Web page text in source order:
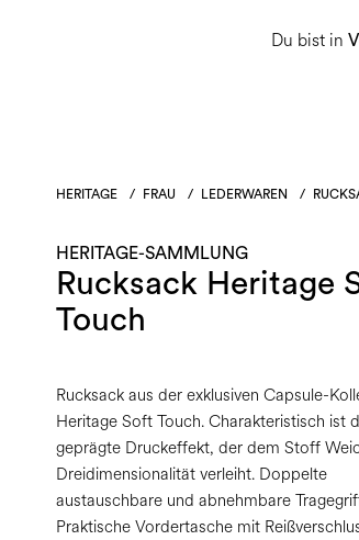
Du bist in
Herren
HERITAGE / FRAU / LEDERWAREN /
HERITAGE-SAMMLUNG
Rucksack Heritage
Touch
Rucksack aus der exklusiven Capsule-
Heritage Soft Touch. Charakteristisch ist
geprägte Druckeffekt, der dem Stoff
Dreidimensionalität verleiht. Doppelte
austauschbare und abnehmbare
Praktische Vordertasche mit